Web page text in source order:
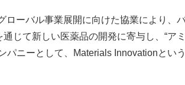
ローバル事業展開に向けた協業により、
通じて新しい医薬品の開発に寄与し、“ア
パニーとして、
Materials Innovationとい